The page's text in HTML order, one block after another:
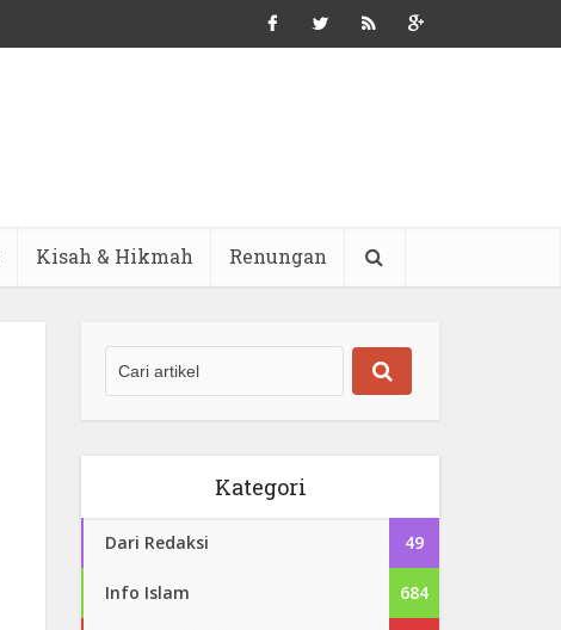
Kisah & Hikmah Renungan
Kategori
Dari Redaksi 49
Info Islam 684